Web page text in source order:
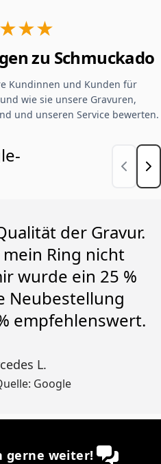
zu Schmuckado
Kundinnen und Kunden für
wie sie unsere Gravuren,
und unseren Service bewerten.
der Gravur.
Ring nicht
wurde ein 25 %
Neubestellung
empfehlenswert.
L.
Google
gerne weiter!